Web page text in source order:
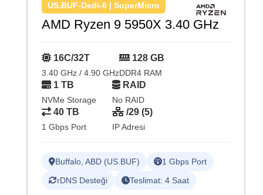
US.BUF-Dedi-6 | SuperMicro
AMD Ryzen 9 5950X 3.40 GHz
16C/32T
3.40 GHz / 4.90 GHz
128 GB
DDR4 RAM
1 TB
NVMe Storage
RAID
No RAID
40 TB
1 Gbps Port
/29 (5)
IP Adresi
Buffalo, ABD (US.BUF)
1 Gbps Port
rDNS Desteği
Teslimat: 4 Saat